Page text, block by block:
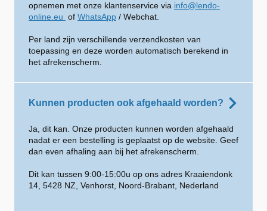
opnemen met onze klantenservice via info@lendo-
online.eu of WhatsApp / Webchat.
Per land zijn verschillende verzendkosten van
toepassing en deze worden automatisch berekend in
het afrekenscherm.
Kunnen producten ook afgehaald worden?
Ja, dit kan. Onze producten kunnen worden afgehaald
nadat er een bestelling is geplaatst op de website. Geef
dan even afhaling aan bij het afrekenscherm.
Dit kan tussen 9:00-15:00u op ons adres Kraaiendonk
14, 5428 NZ, Venhorst, Noord-Brabant, Nederland